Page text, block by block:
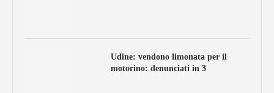
Udine: vendono limonata per il
motorino: denunciati in 3